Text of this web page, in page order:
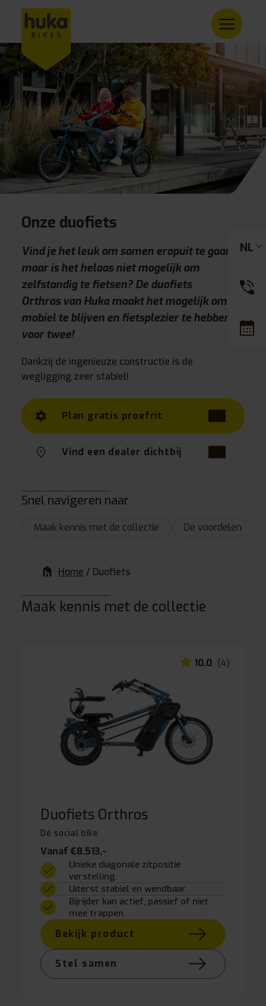
Onze duofiets
Vind je het leuk om samen eropuit te gaan,
maar is het helaas niet mogelijk om
zelfstandig te fietsen? De duofiets
Orthros van Huka maakt het mogelijk om
mobiel te blijven en fietsplezier te hebben
voor twee!
Dankzij de ingenieuze constructie is de
wegligging zeer stabiel!
Plan gratis proefrit
Vind een dealer dichtbij
Snel navigeren naar
Maak kennis met de collectie De voordelen
Home / Duofiets
Maak kennis met de collectie
10.0 (4)
Duofiets Orthros
Dé social bike
Vanaf €8.513,-
Unieke diagonale zitpositie
verstelling.
Uiterst stabiel en wendbaar.
Bijrijder kan actief, passief of niet
mee trappen.
Bekijk product
Stel samen
NL